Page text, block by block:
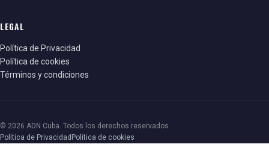
LEGAL
Política de Privacidad
Política de cookies
Términos y condiciones
© 2026 ADN Cuba. Todos los derechos reservados.
Política de Privacidad Política de cookies